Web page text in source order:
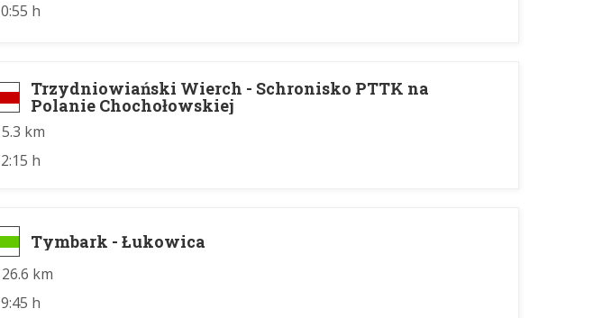
0:55 h
Trzydniowiański Wierch - Schronisko PTTK na
Polanie Chochołowskiej
5.3 km
2:15 h
Tymbark - Łukowica
26.6 km
9:45 h